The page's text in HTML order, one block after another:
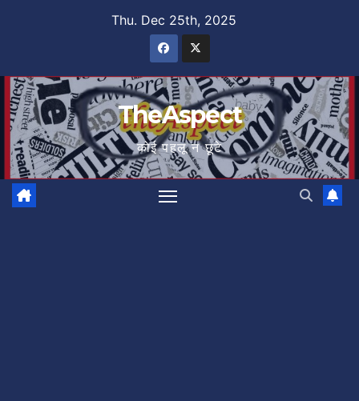
Thu. Dec 25th, 2025
TheAspect
कोई पहलू न छूटे